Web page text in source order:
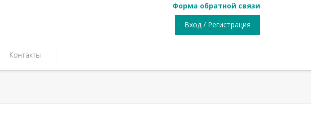
Форма обратной связи
Вход / Регистрация
Контакты